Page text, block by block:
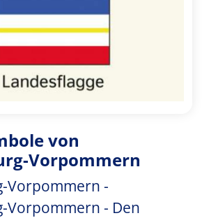
von
Vorpommern
Vorpommern -
Vorpommern - Den